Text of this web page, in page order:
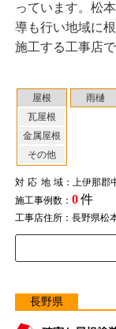
屋根
瓦屋根
金属屋根
その他
雨樋
対応地域：上伊那郡
施工事例数： 0件
工事店住所：長野県松
っています。松
導も行い地域に
施工する工事店で
長野県